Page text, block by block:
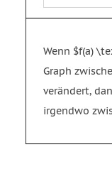
Wenn $f(a)
Graph
verändert,
irgendwo